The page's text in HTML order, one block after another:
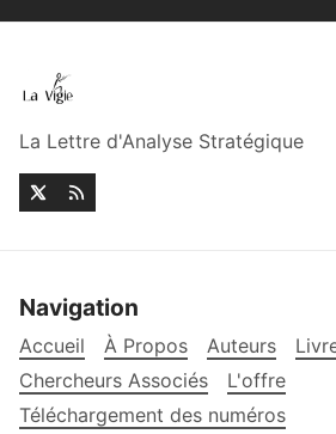
La Lettre d'Analyse Stratégique
Navigation
Accueil À Propos Auteurs
Chercheurs Associés
L'offre
Téléchargement des numéros